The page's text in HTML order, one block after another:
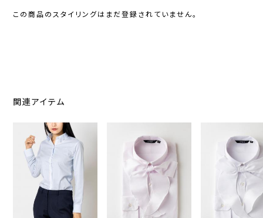
この商品のスタイリングはまだ登録されていません。
関連アイテム